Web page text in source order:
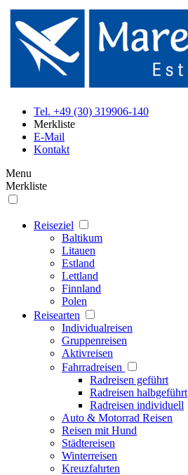
Tel. +49 (30) 319906-140
Merkliste
E-Mail
Kontakt
Menu
Merkliste
Reiseziel
Baltikum
Litauen
Estland
Lettland
Finnland
Polen
Reisearten
Individualreisen
Gruppenreisen
Aktivreisen
Fahrradreisen
Radreisen geführt
Radreisen halbgeführt
Radreisen individuell
Auto & Motorrad Reisen
Reisen mit Hund
Städtereisen
Winterreisen
Kreuzfahrten